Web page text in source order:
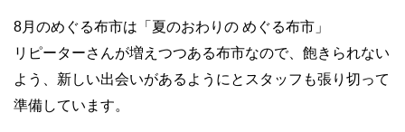
8月のめぐる布市は「夏のおわりの めぐる布市」
リピーターさんが増えつつある布市なので、飽きられない
よう、新しい出会いがあるようにとスタッフも張り切って
準備しています。